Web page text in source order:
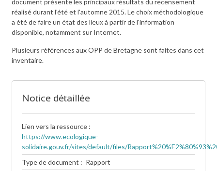
document présente les principaux résultats du recensement
réalisé durant l'été et l'automne 2015. Le choix méthodologique
a été de faire un état des lieux à partir de l'information
disponible, notamment sur Internet.
Plusieurs références aux OPP de Bretagne sont faites dans cet
inventaire.
Notice détaillée
Lien vers la ressource
https://www.ecologique-
solidaire.gouv.fr/sites/default/files/
Type de document
Rapport